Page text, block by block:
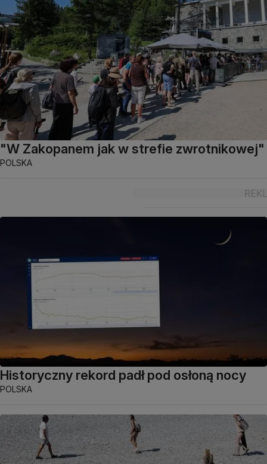
"W Zakopanem jak w strefie zwrotnikowej"
POLSKA
Historyczny rekord padł pod osłoną nocy
POLSKA